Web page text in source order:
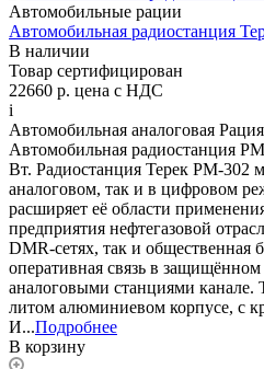
Автомобильные рации
Автомобильная радиостанция
В наличии
Товар сертифицирован
22660 р. цена с НДС
i
Автомобильная аналоговая
Автомобильная радиостанция
Вт. Радиостанция Терек РМ-302
аналоговом, так и в цифровом
расширяет её области
предприятия нефтегазовой
DMR-сетях, так и общественная
оперативная связь в
аналоговыми станциями канале.
литом алюминиевом корпусе, с
И...Подробнее
В корзину